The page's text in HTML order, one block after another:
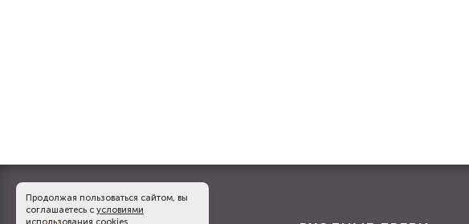
Продолжая пользоваться сайтом, вы
соглашаетесь с условиями